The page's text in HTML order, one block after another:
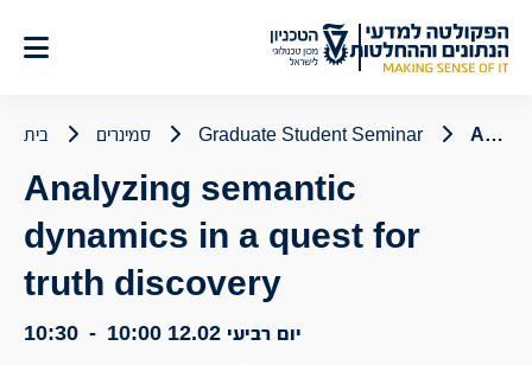
לתוכן
בית סמינרים Graduate Student Seminar Analyzing semantic dynamics in a quest for truth discovery
Analyzing semantic
dynamics in a quest for
truth discovery
יום רביעי 12.02 10:00
-
10:30